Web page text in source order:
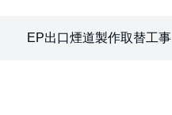
EP出口煙道製作取替工事